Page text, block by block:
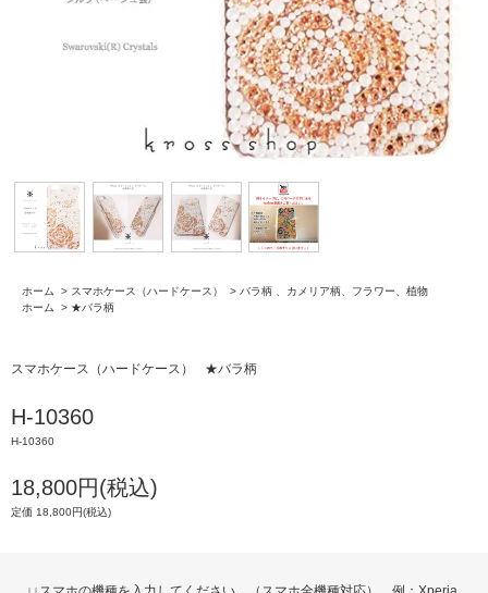
ホーム > スマホケース（ハードケース） > バラ柄 、カメリア柄、フラワー、植物
ホーム
> ★バラ柄
スマホケース（ハードケース） ★バラ柄
H-10360
H-10360
18,800円(税込)
定価 18,800円(税込)